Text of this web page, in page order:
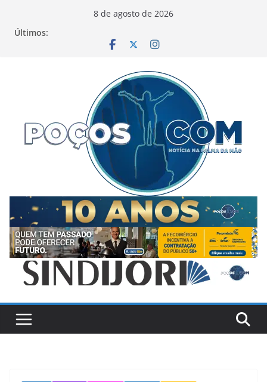
8 de agosto de 2026
Últimos: